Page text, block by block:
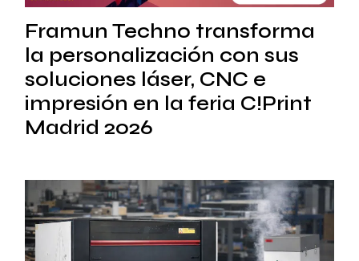
Framun Techno transforma
la personalización con sus
soluciones láser, CNC e
impresión en la feria C!Print
Madrid 2026